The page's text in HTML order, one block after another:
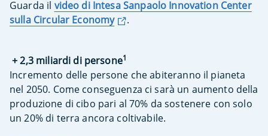
Guarda il video di Intesa Sanpaolo Innovation Center
sulla Circular Economy
.
+ 2,3 miliardi di persone1
Incremento delle persone che abiteranno il pianeta
nel 2050. Come conseguenza ci sarà un aumento della
produzione di cibo pari al 70% da sostenere con solo
un 20% di terra ancora coltivabile.